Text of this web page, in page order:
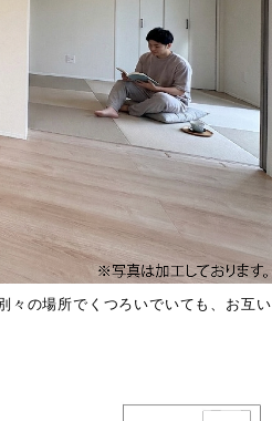
々の場所でくつろいでいても、お互い